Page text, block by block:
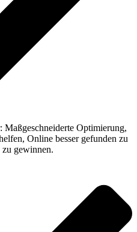
Optimierung,
Online besser gefunden zu
gewinnen.